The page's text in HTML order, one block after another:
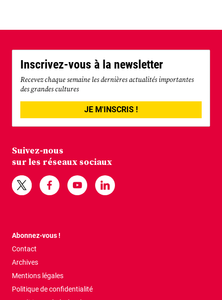
Inscrivez-vous à la newsletter
Recevez chaque semaine les dernières actualités importantes
des grandes cultures
JE M'INSCRIS !
Suivez-nous
sur les réseaux sociaux
Abonnez-vous !
Contact
Archives
Mentions légales
Politique de confidentialité